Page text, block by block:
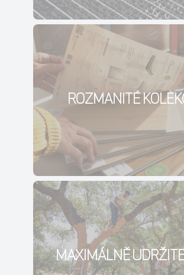
ROZMANITÉ
MAXIMÁLNĚ